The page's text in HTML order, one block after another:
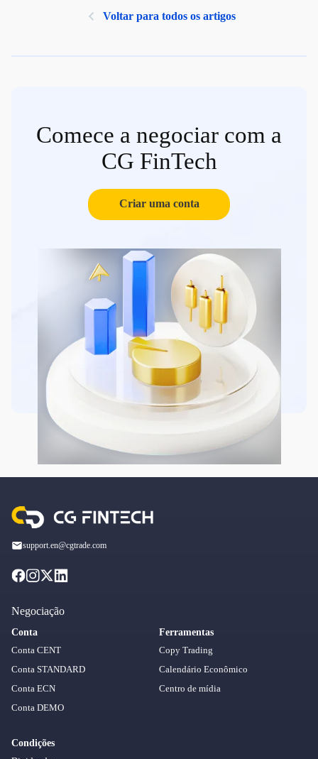
Voltar para todos os artigos
Comece a negociar com a
CG FinTech
Criar uma conta
support.en@cgtrade.com
Negociação
Conta
Conta CENT
Conta STANDARD
Conta ECN
Conta DEMO
Condições
Ferramentas
Copy Trading
Calendário Econômico
Centro de mídia